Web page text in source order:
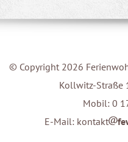
© Copyright 2026
Kollwitz-Straße
Mobil: 0
E-Mail: kontakt